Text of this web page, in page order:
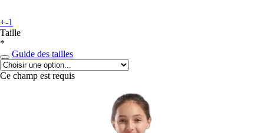
+-1
Taille
*
Guide des tailles
Ce champ est requis